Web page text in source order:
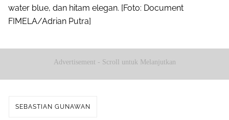
water blue, dan hitam elegan. [Foto: Document
FIMELA/Adrian Putra]
Advertisement - Scroll untuk Melanjutkan
SEBASTIAN GUNAWAN